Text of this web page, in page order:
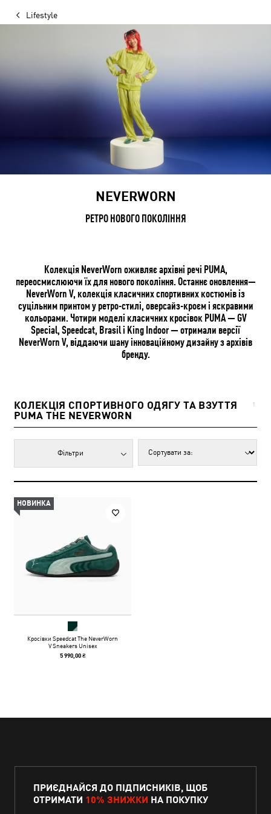
Lifestyle
NEVERWORN
РЕТРО НОВОГО ПОКОЛІННЯ
Колекція NeverWorn оживляє архівні речі PUMA,
переосмислюючи їх для нового покоління. Останнє оновлення—
NeverWorn V, колекція класичних спортивних костюмів із
суцільним принтом у ретро-стилі, оверсайз-кроєм і яскравими
кольорами. Чотири моделі класичних кросівок PUMA — GV
Special, Speedcat, Brasil і King Indoor — отримали версії
NeverWorn V, віддаючи шану інноваційному дизайну з архівів
бренду.
КОЛЕКЦІЯ СПОРТИВНОГО ОДЯГУ ТА ВЗУТТЯ
PUMA THE NEVERWORN
1
Фільтри
НОВИНКА
Кросівки Speedcat The NeverWorn
V Sneakers Unisex
5 990,00 ₴
ПРИЄДНАЙСЯ ДО ПІДПИСНИКІВ, ЩОБ
ОТРИМАТИ 10% ЗНИЖКИ НА ПОКУПКУ